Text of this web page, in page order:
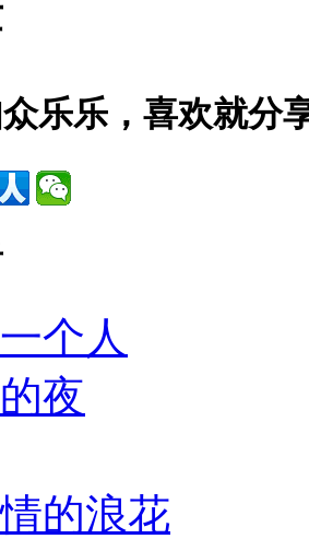
乐乐，喜欢就分
个人
夜
的浪花